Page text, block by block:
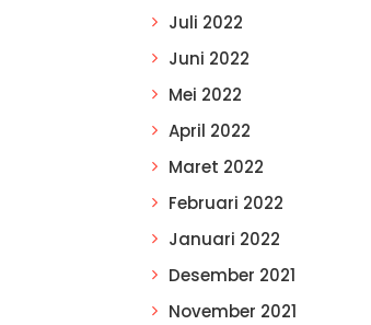
Juli 2022
Juni 2022
Mei 2022
April 2022
Maret 2022
Februari 2022
Januari 2022
Desember 2021
November 2021